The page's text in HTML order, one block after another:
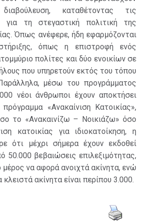
καταθέτοντας τις
για τη στεγαστική πολιτική της
Όπως ανέφερε, ήδη εφαρμόζονται
όπως η επιστροφή ενός
πολίτες και δύο ενοικίων σε
που υπηρετούν εκτός του τόπου
μέσω του προγράμματος
νέοι άνθρωποι έχουν αποκτήσει
«Ανακαίνιση Κατοικίας»,
το «Ανακαινίζω – Νοικιάζω» όσο
κατοικίας για ιδιοκατοίκηση, η
ότι μέχρι σήμερα έχουν εκδοθεί
50.000 βεβαιώσεις επιλεξιμότητας,
μέρος να αφορά ανοιχτά ακίνητα, ενώ
κλειστά ακίνητα είναι περίπου 3.000.